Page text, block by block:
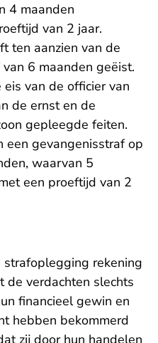
4 maanden
van 2 jaar.
ten aanzien van de
6 maanden geëist.
van de officier van
de ernst en de
gepleegde feiten.
een gevangenisstraf op
waarvan 5
een proeftijd van 2
rekening
de verdachten slechts
financieel gewin en
hebben bekommerd
zij door hun handelen